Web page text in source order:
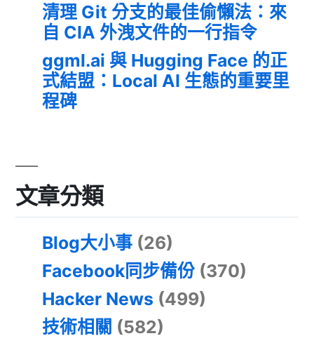
清理 Git 分支的最佳偷懶法：來
自 CIA 外洩文件的一行指令
ggml.ai 與 Hugging Face 的正
式結盟：Local AI 生態的重要里
程碑
文章分類
Blog大小事 (26)
Facebook同步備份 (370)
Hacker News (499)
技術相關 (582)